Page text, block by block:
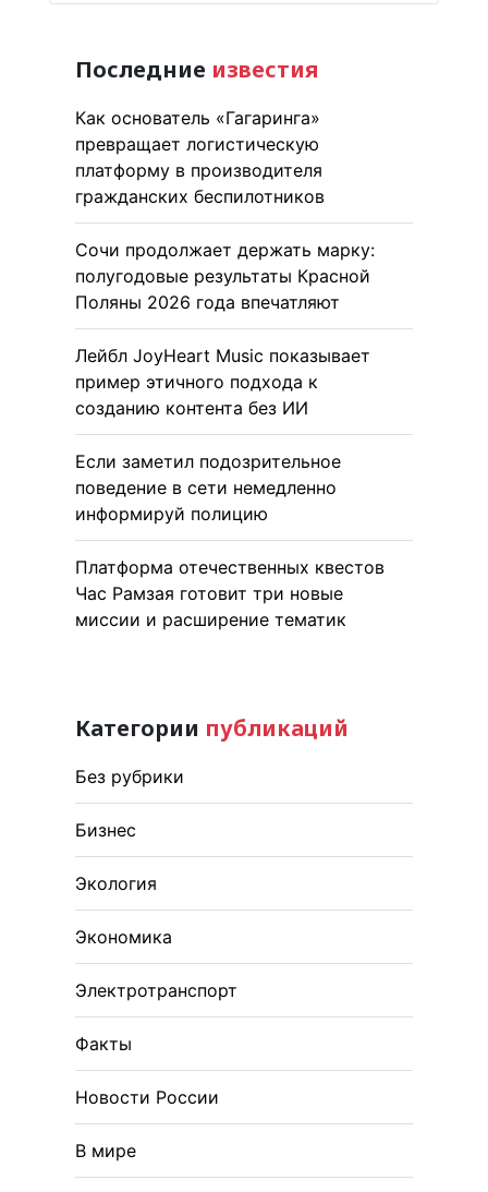
Последние известия
Как основатель «Гагаринга»
превращает логистическую
платформу в производителя
гражданских беспилотников
Сочи продолжает держать марку:
полугодовые результаты Красной
Поляны 2026 года впечатляют
Лейбл JoyHeart Music показывает
пример этичного подхода к
созданию контента без ИИ
Если заметил подозрительное
поведение в сети немедленно
информируй полицию
Платформа отечественных квестов
Час Рамзая готовит три новые
миссии и расширение тематик
Категории публикаций
Без рубрики
Бизнес
Экология
Экономика
Электротранспорт
Факты
Новости России
В мире